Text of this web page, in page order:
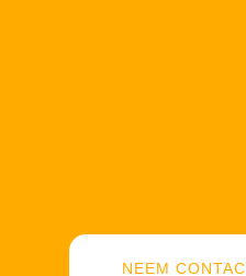
NEEM